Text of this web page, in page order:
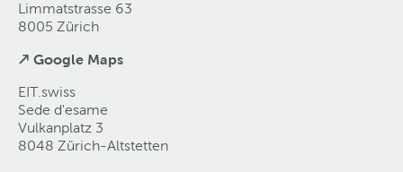
Limmatstrasse 63
8005 Zürich
↗ Google Maps
EIT.swiss
Sede d'esame
Vulkanplatz 3
8048 Zürich-Altstetten